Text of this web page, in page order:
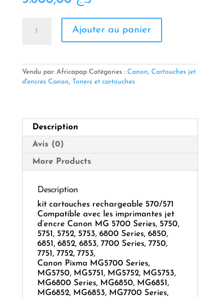
570/571
pour
Ajouter au panier
Vendu par: Africapap Catégories : Canon, Cartouches jet
d'encres Canon, Toners et cartouches
Description
Avis (0)
More Products
Description
kit cartouches rechargeable 570/571
Compatible avec les imprimantes jet
d’encre Canon MG 5700 Series, 5750,
5751, 5752, 5753, 6800 Series, 6850,
6851, 6852, 6853, 7700 Series, 7750,
7751, 7752, 7753,
Canon Pixma MG5700 Series,
MG5750, MG5751, MG5752, MG5753,
MG6800 Series, MG6850, MG6851,
MG6852, MG6853, MG7700 Series,